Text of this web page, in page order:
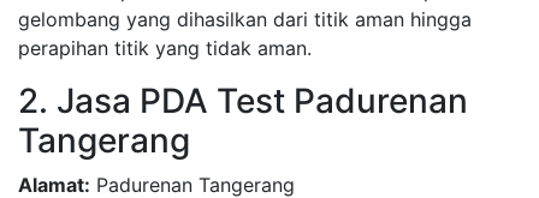
gelombang yang dihasilkan dari titik aman hingga
perapihan titik yang tidak aman.
2. Jasa PDA Test Padurenan
Tangerang
Alamat: Padurenan Tangerang